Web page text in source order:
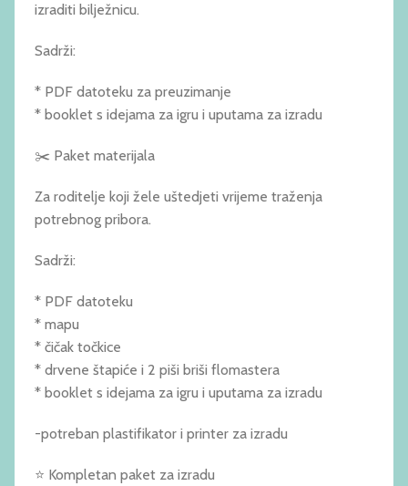
izraditi bilježnicu.
Sadrži:
* PDF datoteku za preuzimanje
* booklet s idejama za igru i uputama za izradu
✂️ Paket materijala
Za roditelje koji žele uštedjeti vrijeme traženja
potrebnog pribora.
Sadrži:
* PDF datoteku
* mapu
* čičak točkice
* drvene štapiće i 2 piši briši flomastera
* booklet s idejama za igru i uputama za izradu
-potreban plastifikator i printer za izradu
⭐ Kompletan paket za izradu